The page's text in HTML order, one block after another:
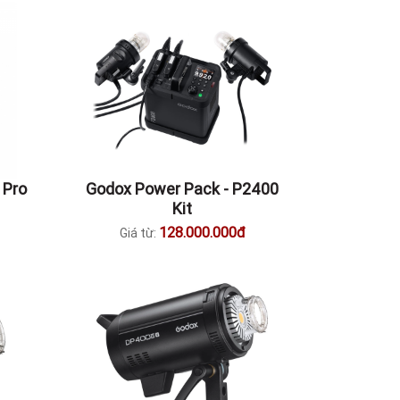
Godox Power Pack - P2400
Kit
Giá từ: 128.000.000đ